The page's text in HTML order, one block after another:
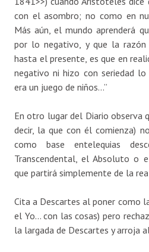
con el asombro; no como en
Más aún, el mundo aprenderá
por lo negativo, y que la razón
hasta el presente, es que en
negativo ni hizo con seriedad lo
era un juego de niños…”
En otro lugar del Diario observa
decir, la que con él comienza)
como base entelequias
Transcendental, el Absoluto o
que partirá simplemente de la
Cita a Descartes al poner como
el Yo… con las cosas) pero
la largada de Descartes y arroja